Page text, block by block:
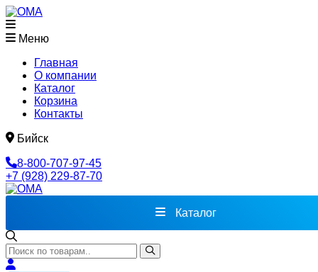
Меню
Главная
О компании
Каталог
Корзина
Контакты
Бийск
8-800-707-97-45
+7 (928) 229-87-70
Каталог